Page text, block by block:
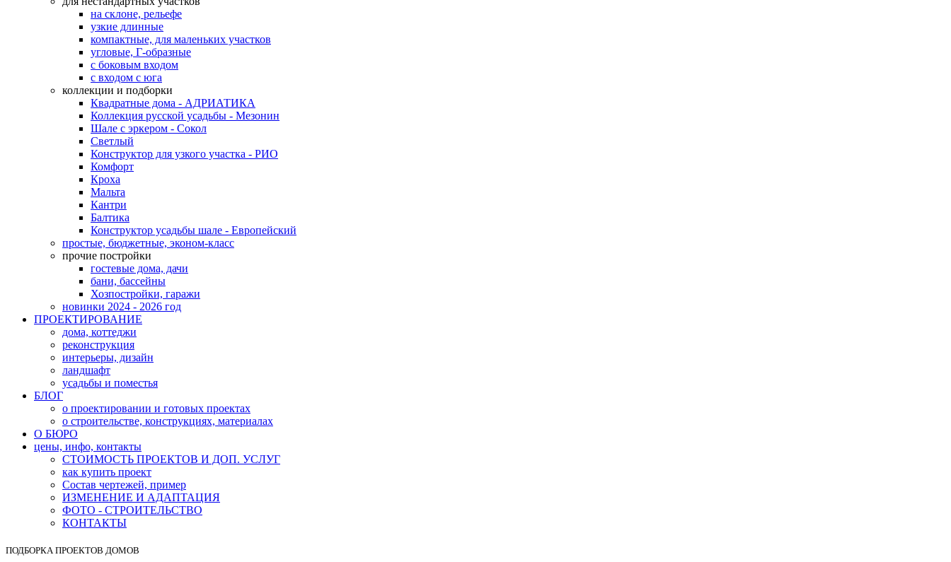
на склоне, рельефе
узкие длинные
компактные, для маленьких участков
угловые, Г-образные
с боковым входом
с входом с юга
коллекции и подборки
Квадратные дома - АДРИАТИКА
Коллекция русской усадьбы - Мезонин
Шале с эркером - Сокол
Светлый
Конструктор для узкого участка - РИО
Комфорт
Кроха
Мальта
Кантри
Балтика
Конструктор усадьбы шале - Европейский
простые, бюджетные, эконом-класс
прочие постройки
гостевые дома, дачи
бани, бассейны
Хозпостройки, гаражи
новинки 2024 - 2026 год
ПРОЕКТИРОВАНИЕ
дома, коттеджи
реконструкция
интерьеры, дизайн
ландшафт
усадьбы и поместья
БЛОГ
о проектировании и готовых проектах
о строительстве, конструкциях, материалах
О БЮРО
цены, инфо, контакты
СТОИМОСТЬ ПРОЕКТОВ И ДОП. УСЛУГ
как купить проект
Состав чертежей, пример
ИЗМЕНЕНИЕ И АДАПТАЦИЯ
ФОТО - СТРОИТЕЛЬСТВО
КОНТАКТЫ
ПОДБОРКА ПРОЕКТОВ ДОМОВ